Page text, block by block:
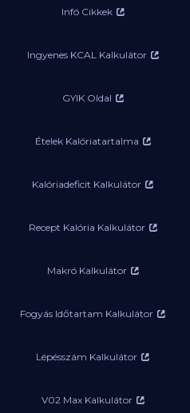
Infó Cikkek
Ingyenes KCAL Kalkulátor
GYIK Oldal
Ételek Kalóriatartalma
Kalóriadeficit Kalkulátor
Recept Kalória Kalkulátor
Makró Kalkulátor
Fogyás Időtartam Kalkulátor
Lépésszám Kalkulátor
V02 Max Kalkulátor